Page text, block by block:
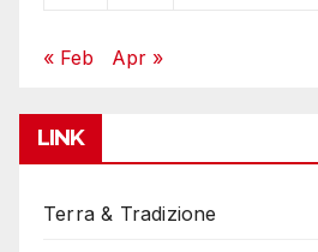
« Feb Apr »
LINK
Terra & Tradizione